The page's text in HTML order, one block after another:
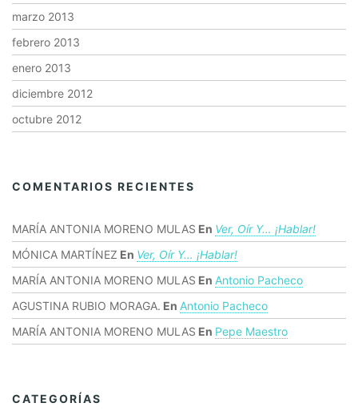
marzo 2013
febrero 2013
enero 2013
diciembre 2012
octubre 2012
COMENTARIOS RECIENTES
MARÍA ANTONIA MORENO MULAS En Ver, Oír Y… ¡hablar!
MÓNICA MARTÍNEZ En Ver, Oír Y… ¡hablar!
MARÍA ANTONIA MORENO MULAS En Antonio Pacheco
AGUSTINA RUBIO MORAGA. En Antonio Pacheco
MARÍA ANTONIA MORENO MULAS En Pepe Maestro
CATEGORÍAS